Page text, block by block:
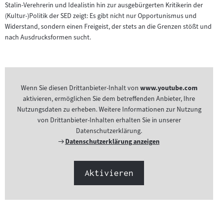
Stalin-Verehrerin und Idealistin hin zur ausgebürgerten Kritikerin der
(Kultur-)Politik der SED zeigt: Es gibt nicht nur Opportunismus und
Widerstand, sondern einen Freigeist, der stets an die Grenzen stößt und
nach Ausdrucksformen sucht.
Wenn Sie diesen Drittanbieter-Inhalt von www.youtube.com
aktivieren, ermöglichen Sie dem betreffenden Anbieter, Ihre
Nutzungsdaten zu erheben. Weitere Informationen zur Nutzung
von Drittanbieter-Inhalten erhalten Sie in unserer
Datenschutzerklärung.
Externer
Datenschutzerklärung anzeigen
Aktivieren